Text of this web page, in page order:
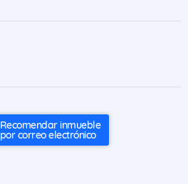
Recomendar inmueble
por correo electrónico